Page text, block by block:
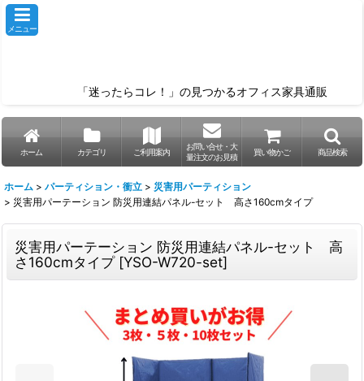
メニュー
「迷ったらコレ！」の見つかるオフィス家具通販
ホーム カテゴリ ご利用案内
お問い合せ・大
量注文のお見積
買い物かご 商品検索
ホーム > パーティション・衝立 > 災害用パーティション
> 災害用パーテーション 防災用連結パネル-セット 高さ160cmタイプ
災害用パーテーション 防災用連結パネル-セット 高
さ160cmタイプ [YSO-W720-set]